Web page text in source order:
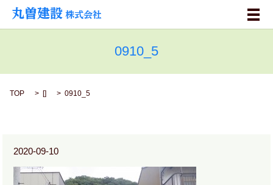
メ
0910_5
TOP [] 0910_5
2020-09-10